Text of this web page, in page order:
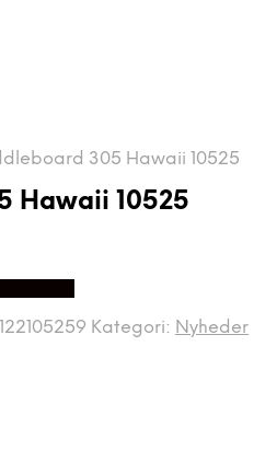
305 Hawaii 10525
Hawaii 10525
Kategori: Nyheder